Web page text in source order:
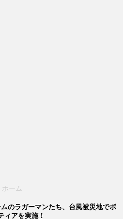
ホーム
のラガーマンたち、台風被災地でボ
ィアを実施！